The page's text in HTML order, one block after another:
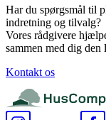
Har du spørgsmål til
indretning og tilvalg?
Vores rådgivere
sammen med dig den
Kontakt os